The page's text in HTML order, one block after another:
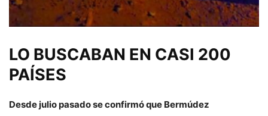
LO BUSCABAN EN CASI 200
PAÍSES
Desde julio pasado se confirmó que Bermúdez